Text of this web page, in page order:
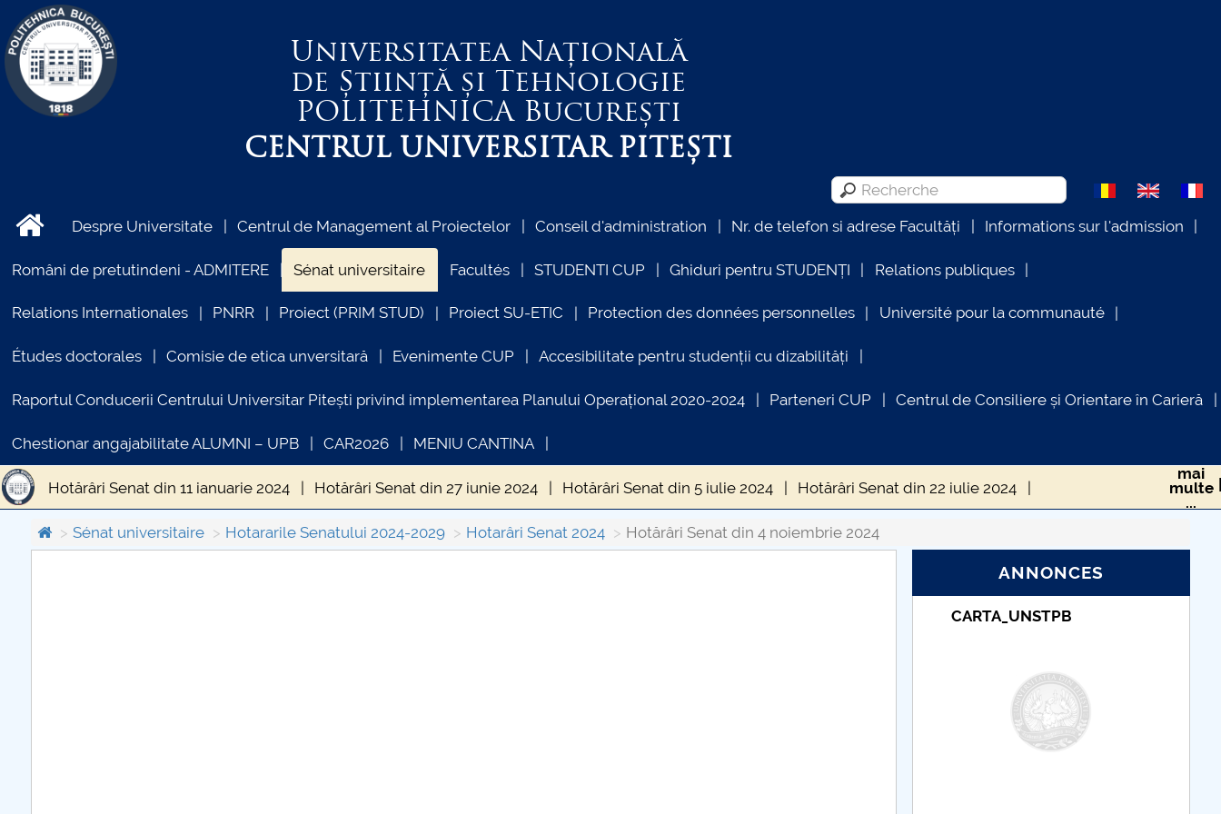
Universitatea Națională
de Știință și Tehnologie
POLITEHNICABucurești
CENTRUL UNIVERSITAR PITEȘTI
Despre Universitate Centrul de Management al Proiectelor Conseil d'administration Nr. de telefon si adrese Facultăți Informations sur l'admission
Români de pretutindeni - ADMITERE Sénat universitaire Facultés STUDENTI CUP Ghiduri pentru STUDENȚI Relations publiques
Relations Internationales PNRR Proiect (PRIM STUD) Proiect SU-ETIC Protection des données personnelles Université pour la communauté
Études doctorales Comisie de etica unversitară Evenimente CUP Accesibilitate pentru studenții cu dizabilități
Raportul Conducerii Centrului Universitar Pitești privind implementarea Planului Operațional 2020-2024 Parteneri CUP Centrul de Consiliere și Orientare în Carieră
Chestionar angajabilitate ALUMNI – UPB CAR2026 MENIU CANTINA
Hotărâri Senat din 11 ianuarie 2024 Hotărâri Senat din 27 iunie 2024 Hotărâri Senat din 5 iulie 2024 Hotărâri Senat din 22 iulie 2024
Hotărâri Senat din 31 iulie 2024 Hotărâri Senat din 20 septembrie 2024 Hotărâri Senat din 27 septembrie Hotărâri Senat din 2 octombrie 2024
Hotărâri Senat din 4 noiembrie 2024
Hotărâri Senat din 14 iunie 2024
Hotărâri Senat din 12 martie 2024
Hotărâri Senat din 9 aprilie 2024
mai
multe
...
Sénat universitaire
Hotararile Senatului 2024-2029 Hotarâri Senat 2024 Hotărâri Senat din 4 noiembrie 2024
ANNONCES
Taxe de școlarizare